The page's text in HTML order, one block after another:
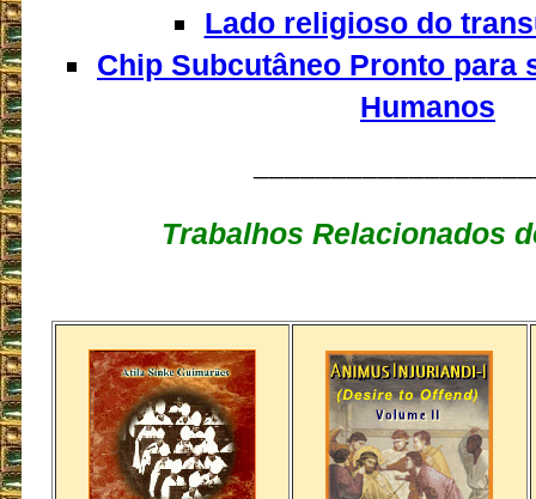
Lado religioso do
Chip Subcutâneo Pronto para
Humanos
Trabalhos Relacionados